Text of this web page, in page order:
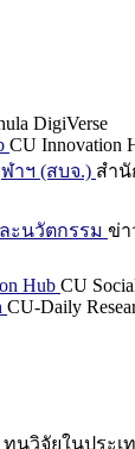
DigiVerse
CU Innovation
าฯ (สบจ.) สำนั
ะนวัตกรรม ข่า
Hub CU
CU-Daily
ทุนวิจัยในประเ